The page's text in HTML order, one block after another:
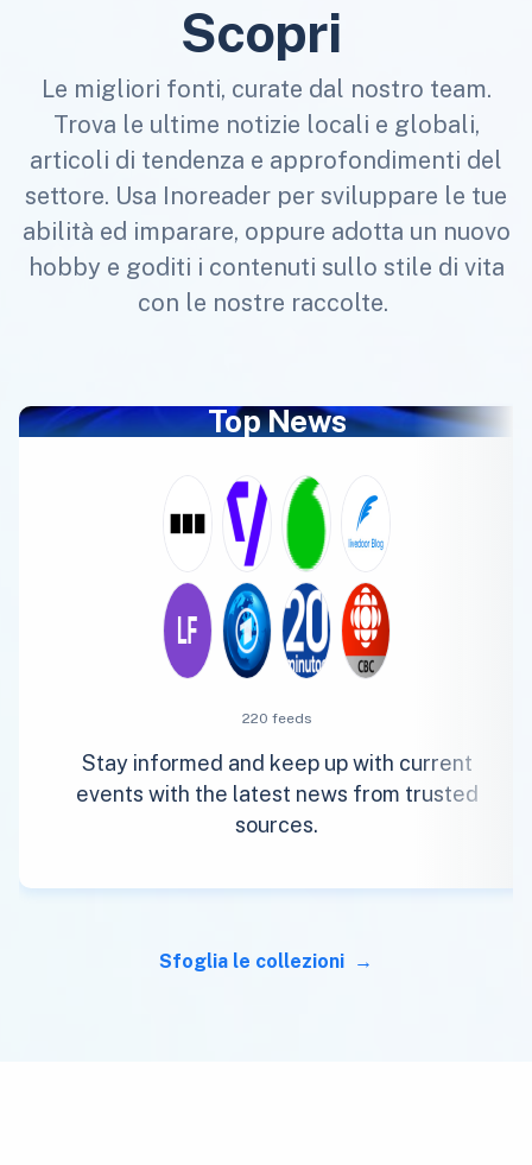
Scopri
Le migliori fonti, curate dal nostro team.
Trova le ultime notizie locali e globali,
articoli di tendenza e approfondimenti del
settore. Usa Inoreader per sviluppare le tue
abilità ed imparare, oppure adotta un nuovo
hobby e goditi i contenuti sullo stile di vita
con le nostre raccolte.
Top News
220 feeds
Stay informed and keep up with current
events with the latest news from trusted
sources.
Sfoglia le collezioni